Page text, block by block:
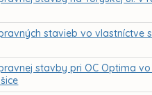
stavieb vo vlastníctve
stavby pri OC Optima